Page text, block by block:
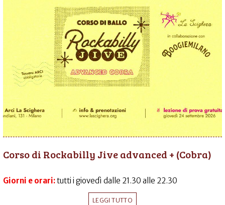
Corso di Rockabilly Jive advanced + (Cobra)
Giorni e orari:tutti i giovedì dalle 21.30 alle 22.30
LEGGI TUTTO